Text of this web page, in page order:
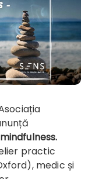
practic
medic și